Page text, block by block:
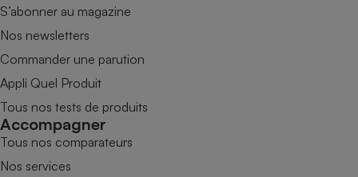
S’abonner au magazine
Nos newsletters
Commander une parution
Appli Quel Produit
Tous nos tests de produits
Accompagner
Tous nos comparateurs
Nos services